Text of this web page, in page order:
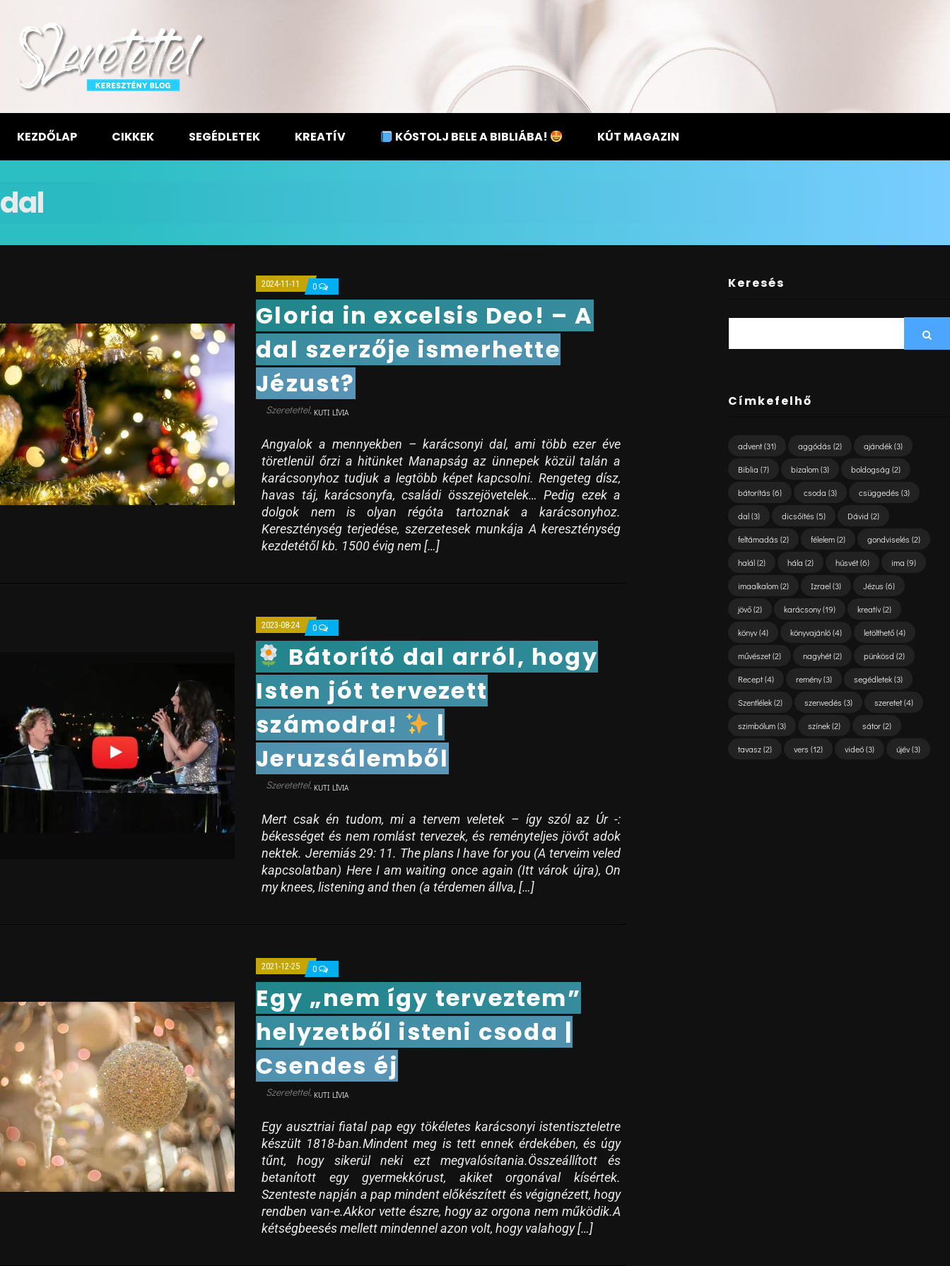
KEZDŐLAP CIKKEK SEGÉDLETEK KREATÍV KÓSTOLJ BELE A BIBLIÁBA! KÚT MAGAZIN
dal
2024-11-11 0
Gloria in excelsis Deo! – A
dal szerzője ismerhette
Jézust?
KUTI LÍVIA
Angyalok a mennyekben – karácsonyi dal, ami több ezer éve
töretlenül őrzi a hitünket Manapság az ünnepek közül talán a
karácsonyhoz tudjuk a legtöbb képet kapcsolni. Rengeteg dísz,
havas táj, karácsonyfa, családi összejövetelek… Pedig ezek a
dolgok nem is olyan régóta tartoznak a karácsonyhoz.
Kereszténység terjedése, szerzetesek munkája A kereszténység
kezdetétől kb. 1500 évig nem […]
2023-08-24 0
Bátorító dal arról, hogy
Isten jót tervezett
számodra!
|
Jeruzsálemből
KUTI LÍVIA
Mert csak én tudom, mi a tervem veletek – így szól az Úr -:
békességet és nem romlást tervezek, és reményteljes jövőt adok
nektek. Jeremiás 29: 11. The plans I have for you (A terveim veled
kapcsolatban) Here I am waiting once again (Itt várok újra), On
my knees, listening and then (a térdemen állva, […]
2021-12-25 0
Egy „nem így terveztem”
helyzetből isteni csoda |
Csendes éj
KUTI LÍVIA
Egy ausztriai fiatal pap egy tökéletes karácsonyi istentiszteletre
készült 1818-ban.Mindent meg is tett ennek érdekében, és úgy
tűnt, hogy sikerül neki ezt megvalósítania.Összeállított és
betanított egy gyermekkórust, akiket orgonával kísértek.
Szenteste napján a pap mindent előkészített és végignézett, hogy
rendben van-e.Akkor vette észre, hogy az orgona nem működik.A
kétségbeesés mellett mindennel azon volt, hogy valahogy […]
Keresés
Címkefelhő
advent(31) aggódás (2) ajándék(3)
Biblia (7) bizalom(3) boldogság (2)
bátorítás (6) csoda (3) csüggedés (3)
dal(3) dicsőítés (5) Dávid (2)
feltámadás (2) félelem(2) gondviselés (2)
halál(2) hála (2) húsvét(6) ima (9)
imaalkalom(2) Izrael(3) Jézus (6)
jövő(2) karácsony(19) kreatív(2)
könyv(4) könyvajánló(4) letölthető(4)
művészet(2) nagyhét(2) pünkösd (2)
Recept(4) remény(3) segédletek(3)
Szentlélek(2) szenvedés (3) szeretet(4)
szimbólum(3) színek(2) sátor(2)
tavasz(2) vers (12) videó(3) újév(3)